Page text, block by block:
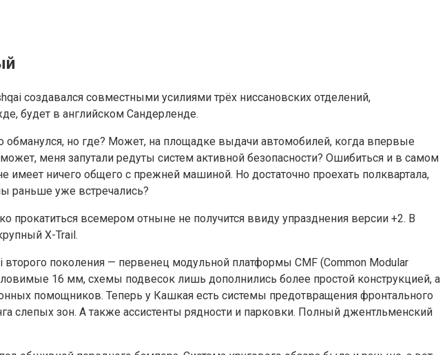
создавался совместными усилиями трёх ниссановских отделений,
будет в английском Сандерленде.
обманулся, но где? Может, на площадке выдачи автомобилей, когда впервые
меня запутали редуты систем активной безопасности? Ошибиться и в самом
ничего общего с прежней машиной. Но достаточно проехать полквартала,
раньше уже встречались?
всемером отныне не получится ввиду упразднения версии +2. В
X-Trail.
поколения — первенец модульной платформы CMF (Common Modular
16 мм, схемы подвесок лишь дополнились более простой конструкцией, а
помощников. Теперь у Кашкая есть системы предотвращения фронтального
слепых зон. А также ассистенты рядности и парковки. Полный джентльменский